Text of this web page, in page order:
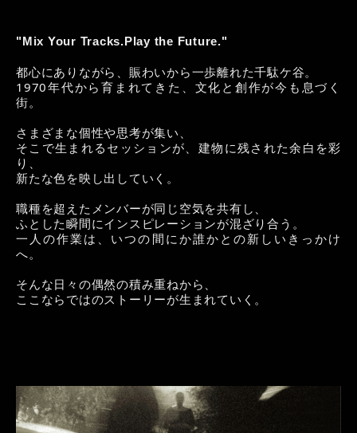
"Mix Your Tracks.Play the Future."
都心にありながら、賑わいから一歩離れた千駄ケ谷。
1970年代から育まれてきた、文化と創作が今も息づく
街。
さまざまな個性や思考が集い、
そこで生まれるセッションが、建物に残された余白を彩
り、
新たな色を映し出していく。
職種を超えたメンバーが同じ空気を共有し、
ふとした瞬間にインスピレーションが混ざり合う。
一人の作業は、いつの間にか誰かとの新しいきっかけ
へ。
そんな日々の偶然の積み重ねから、
ここならではのストーリーが生まれていく。